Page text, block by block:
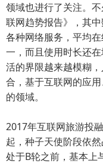
领域也进行了关注。
联网趋势报告》，其
各种网络服务，平均
一，而且使用时长还
活的界限越来越模糊
合，基于互联网的应
的领域。
2017年互联网旅游投
起，种子天使阶段依
处于B轮之前，基本上